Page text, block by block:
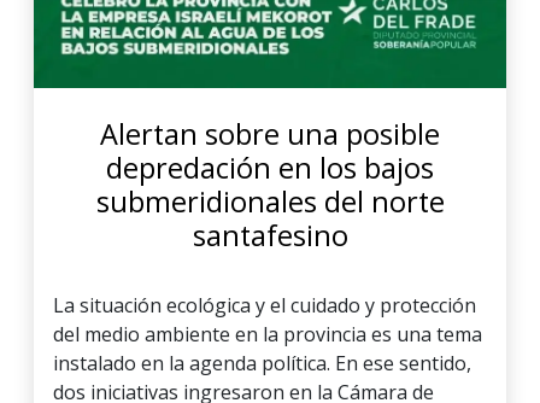
Alertan sobre una posible
depredación en los bajos
submeridionales del norte
santafesino
La situación ecológica y el cuidado y protección
del medio ambiente en la provincia es una tema
instalado en la agenda política. En ese sentido,
dos iniciativas ingresaron en la Cámara de